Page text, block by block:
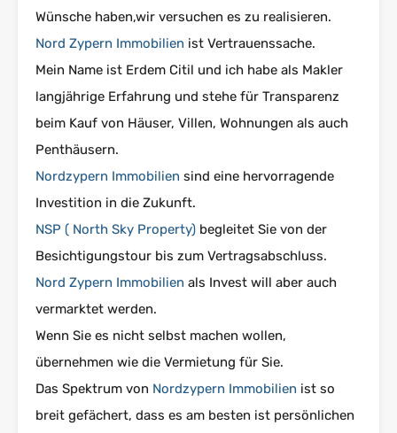
Wünsche haben,wir versuchen es zu realisieren.
Nord Zypern Immobilien ist Vertrauenssache.
Mein Name ist Erdem Citil und ich habe als Makler
langjährige Erfahrung und stehe für Transparenz
beim Kauf von Häuser, Villen, Wohnungen als auch
Penthäusern.
Nordzypern Immobilien sind eine hervorragende
Investition in die Zukunft.
NSP ( North Sky Property) begleitet Sie von der
Besichtigungstour bis zum Vertragsabschluss.
Nord Zypern Immobilien als Invest will aber auch
vermarktet werden.
Wenn Sie es nicht selbst machen wollen,
übernehmen wie die Vermietung für Sie.
Das Spektrum von Nordzypern Immobilien ist so
breit gefächert, dass es am besten ist persönlichen